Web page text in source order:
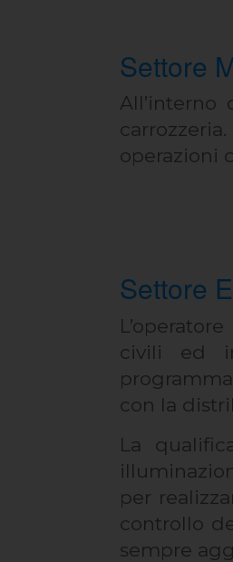
Settore
All’interno
operazioni
Settore
civili ed
con la
La
per
controllo
sempre